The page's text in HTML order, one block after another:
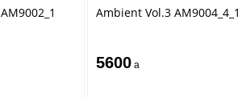
Ambient Vol.3 AM9004_4_1
5600 a